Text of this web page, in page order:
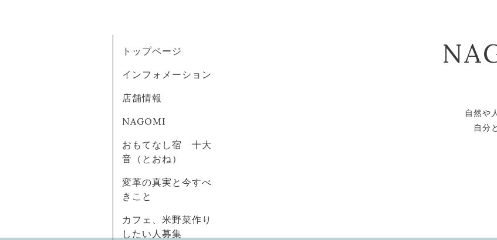
自然や
自分
トップページ
インフォメーション
店舗情報
NAGOMI
おもてなし宿 十大
音（とおね）
変革の真実と今すべ
きこと
カフェ、米野菜作り
したい人募集